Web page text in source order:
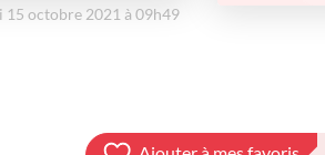
15 octobre 2021 à 09h49